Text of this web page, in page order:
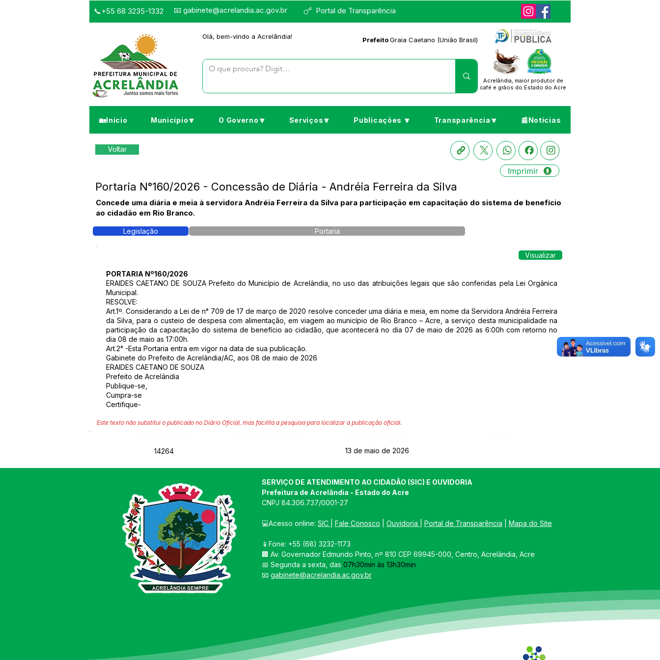
Portal de Transparência
📞+55 68 3235-1332 📧 gabinete@acrelandia.ac.gov.br
Olá, bem-vindo a Acrelândia! PrefeitoGraia Caetano (União Brasil)
Acrelândia, maior produtor de
café e grãos do Estado do Acre
🏡Início Município🔽 O Governo🔽 Serviços🔽 Publicações 🔽 Transparência🔽 📰Notícias
Voltar
Imprimir
Portaria N°160/2026 - Concessão de Diária - Andréia Ferreira da Silva
Concede uma diária e meia à servidora Andréia Ferreira da Silva para participação em capacitação do sistema de benefício
ao cidadão em Rio Branco.
Legislação Portaria
Visualizar
PORTARIA Nº160/2026
ERAIDES CAETANO DE SOUZA Prefeito do Município de Acrelândia, no uso das atribuições legais que são conferidas pela Lei Orgânica
Municipal.
RESOLVE:
Art.1º. Considerando a Lei de n° 709 de 17 de março de 2020 resolve conceder uma diária e meia, em nome da Servidora Andréia Ferreira
da Silva, para o custeio de despesa com alimentação, em viagem ao município de Rio Branco – Acre, a serviço desta municipalidade na
participação da capacitação do sistema de benefício ao cidadão, que acontecerá no dia 07 de maio de 2026 as 6:00h com retorno no
dia 08 de maio as 17:00h.
Art.2° -Esta Portaria entra em vigor na data de sua publicação.
Gabinete do Prefeito de Acrelândia/AC, aos 08 de maio de 2026
ERAIDES CAETANO DE SOUZA
Prefeito de Acrelândia
Publique-se,
Cumpra-se
Certifique-
Este texto não substitui o publicado no Diário Oficial, mas facilita a pesquisa para localizar a publicação oficial.
14264
13 de maio de 2026
SERVIÇO DE ATENDIMENTO AO CIDADÃO (SIC) E OUVIDORIA
Prefeitura de Acrelândia - Estado do Acre
CNPJ 84.306.737/0001-27
💻Acesso online: SIC Fale Conosco Ouvidoria Portal de Transparência Mapa do Site
📱Fone: +55 (68) 3232-1173
🏢 Av. Governador Edmundo Pinto, nº 810 CEP 69945-000, Centro, Acrelândia, Acre
📅 Segunda a sexta, das 07h30min às 13h30min
📧 gabinete@acrelandia.ac.gov.br